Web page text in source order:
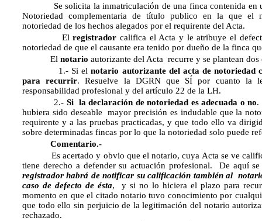
Se solicita la inmatriculación de una finca contenida en
Notoriedad complementaria de título publico en la que el
notoriedad de los hechos alegados por el requirente del Acta.
Elregistrador califica el Acta y le atribuye el
notoriedad de que el causante era tenido por dueño de la finca
El notario autorizante del Acta recurre y se plantean
1.- Si elnotario autorizante del acta de notoriedad
para recurrir. Resuelve la DGRN que SÍ por cuanto la
responsabilidad profesional y del artículo 22 de la LH.
2.- Si la declaración de notoriedad es adecuada o no.
hubiera sido deseable mayor precisión es indudable que la
requirente y a las pruebas practicadas, y que todo ello va
sobre determinadas fincas por lo que la notoriedad solo puede
Comentario.-
Es acertado y obvio que el notario, cuya Acta se ve
tiene derecho a defender su actuación profesional. De aquí
registrador habrá de notificar su calificación también al
caso de defecto de ésta, y si no lo hiciera el plazo para
momento en que el citado notario tuvo conocimiento por
que todo ello sin perjuicio de la legitimación del notario
rechazado.